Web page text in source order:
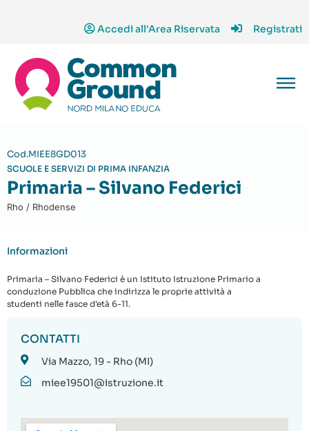
Accedi all'Area Riservata Registrati
Cod.MIEE8GD013
SCUOLE E SERVIZI DI PRIMA INFANZIA
Primaria – Silvano Federici
Rho / Rhodense
Informazioni
Primaria – Silvano Federici è un Istituto Istruzione Primario a
conduzione Pubblica che indirizza le proprie attività a
studenti nelle fasce d'età 6-11.
CONTATTI
Via Mazzo, 19 - Rho (MI)
miee19501@istruzione.it